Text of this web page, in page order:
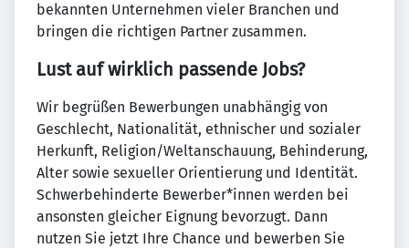
bekannten Unternehmen vieler Branchen und
bringen die richtigen Partner zusammen.
Lust auf wirklich passende Jobs?
Wir begrüßen Bewerbungen unabhängig von
Geschlecht, Nationalität, ethnischer und sozialer
Herkunft, Religion/Weltanschauung, Behinderung,
Alter sowie sexueller Orientierung und Identität.
Schwerbehinderte Bewerber*innen werden bei
ansonsten gleicher Eignung bevorzugt. Dann
nutzen Sie jetzt Ihre Chance und bewerben Sie